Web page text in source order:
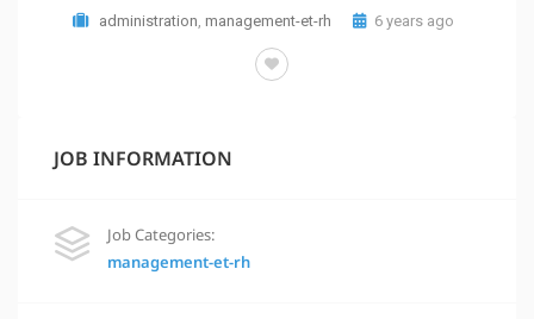
administration, management-et-rh 6 years ago
JOB INFORMATION
Job Categories:
management-et-rh